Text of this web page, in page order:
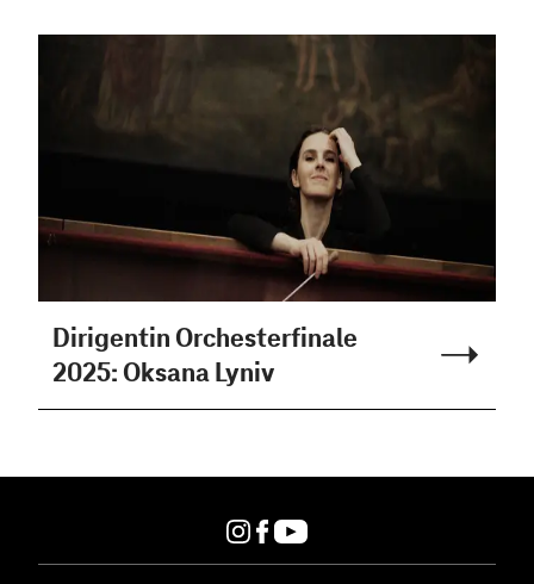
Dirigentin Orchesterfinale
2025: Oksana Lyniv